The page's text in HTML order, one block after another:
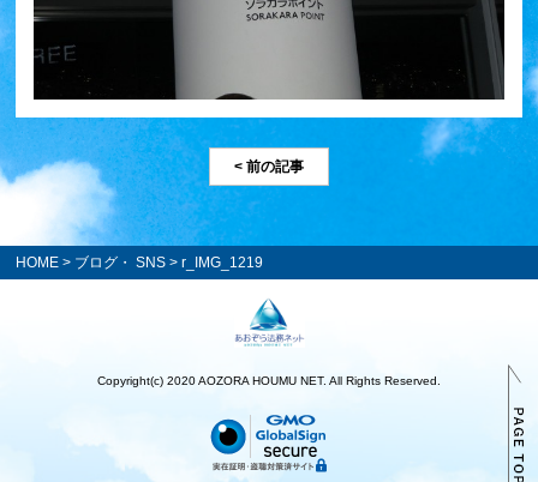
< 前の記事
HOME > ブログ・ SNS > r_IMG_1219
Copyright(c) 2020 AOZORA HOUMU NET. All Rights Reserved.